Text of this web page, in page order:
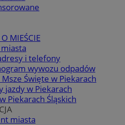
MIEŚCIE
i telefony
wywozu odpadów
Święte w Piekarach
jazdy w Piekarach
Piekarach Śląskich
miasta